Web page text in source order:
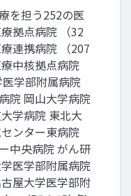
を担う252の医
拠点病院 （32
連携病院 （207
中核拠点病院
医学部附属病院
院 岡山大学病院
学病院 東北大
ンター東病院
中央病院 がん研
医学部附属病院
屋大学医学部附